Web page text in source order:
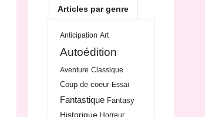
Articles par genre
Anticipation Art
Autoédition
Aventure Classique
Coup de coeur Essai
Fantastique Fantasy
Historique Horreur